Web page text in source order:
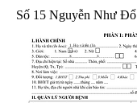
Số 15 Nguyễn Như Đổ
1. Họ và tên (In
hoa):
X
X